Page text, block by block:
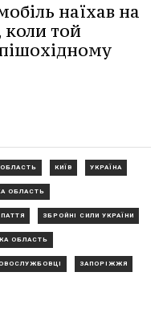
наїхав на
коли той
ОБЛАСТЬ КИЇВ УКРАЇНА
ОБЛАСТЬ
ЗБРОЙНІ СИЛИ УКРАЇНИ
ОБЛАСТЬ
ЗАПОРІЖЖЯ